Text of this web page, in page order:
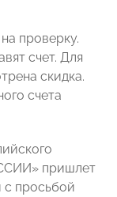
проверку.
счет. Для
скидка.
счета
пришлет
с просьбой